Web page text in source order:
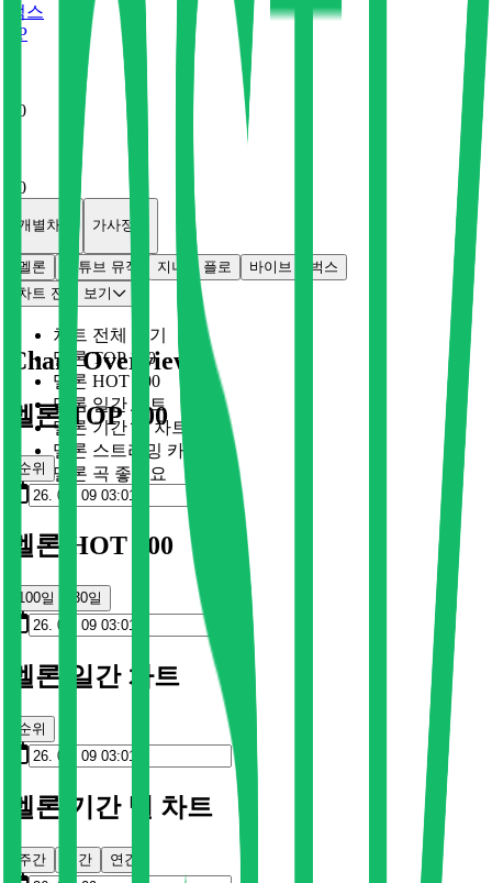
벅스
P
0
0
개별차트 가사정보
멜론 유튜브 뮤직 지니 플로 바이브
벅스
차트 전체 보기
차트 전체 보기
멜론 TOP 100
멜론 HOT 100
멜론 일간 차트
멜론 기간 별 차트
멜론 스트리밍 카드
멜론 곡 좋아요
Chart Overview
멜론 TOP 100
순위
멜론 HOT 100
100일 30일
멜론 일간 차트
순위
멜론 기간 별 차트
주간 월간 연간